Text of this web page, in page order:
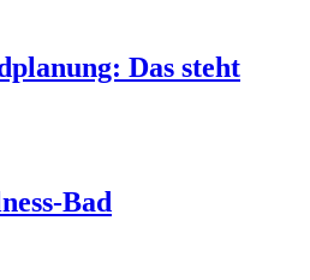
Das steht
Bad